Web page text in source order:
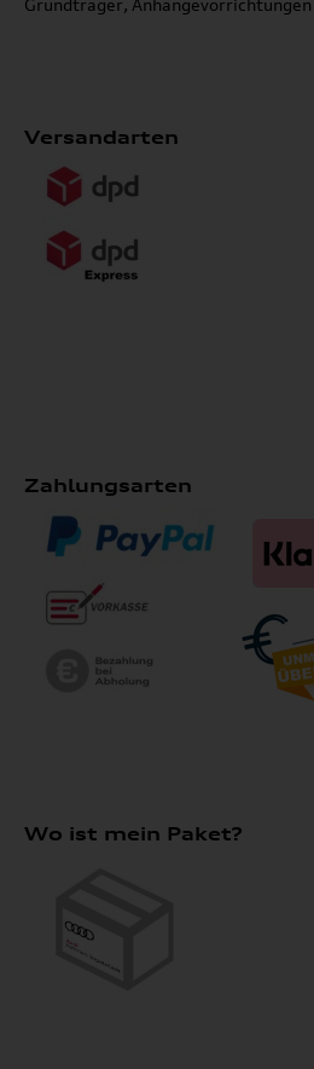
Grundträger, Anhängevorrichtungen
Versandarten
Zahlungsarten
Wo ist mein Paket?